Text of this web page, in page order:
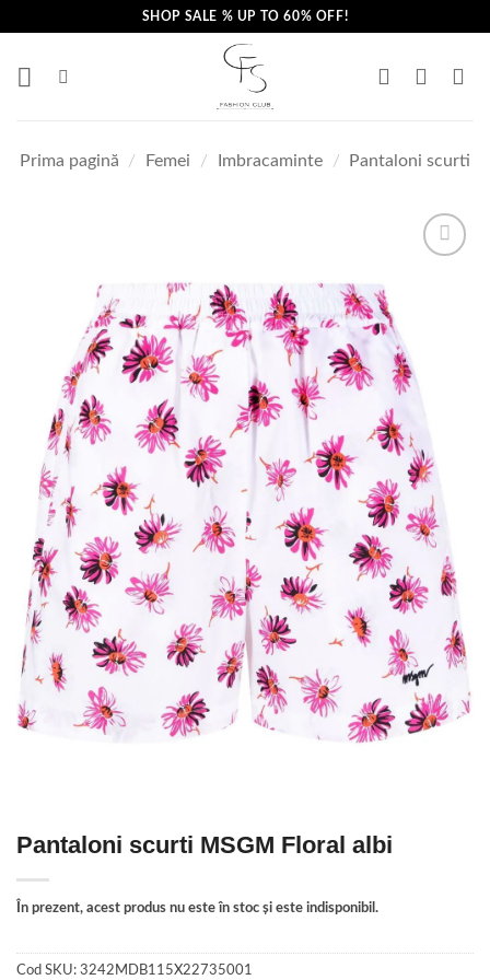
content
SHOP SALE % UP TO 60% OFF!
Prima pagină / Femei / Imbracaminte / Pantaloni scurti
Pantaloni scurti MSGM Floral albi
În prezent, acest produs nu este în stoc și este indisponibil.
Cod SKU: 3242MDB115X22735001